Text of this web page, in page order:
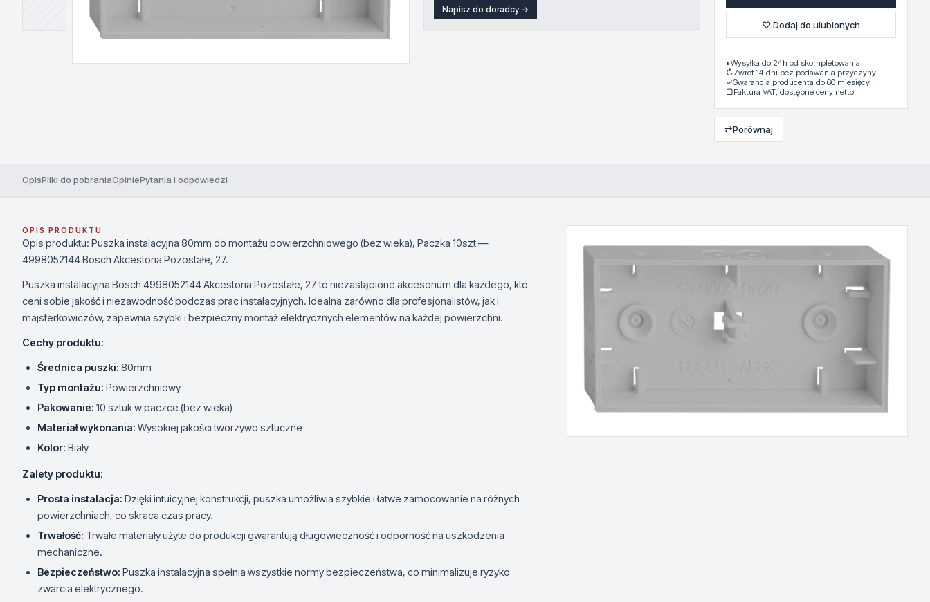
Napisz do doradcy →
♡ Dodaj do ulubionych
◐ Wysyłka do 24h od skompletowania.
↻Zwrot 14 dni bez podawania przyczyny
✓Gwarancja producenta do 60 miesięcy
▢Faktura VAT, dostępne ceny netto
⇄Porównaj
OpisPliki do pobraniaOpiniePytania i odpowiedzi
OPIS PRODUKTU
Opis produktu: Puszka instalacyjna 80mm do montażu powierzchniowego (bez wieka), Paczka 10szt —
4998052144 Bosch Akcestoria Pozostałe, 27.
Puszka instalacyjna Bosch 4998052144 Akcestoria Pozostałe, 27 to niezastąpione akcesorium dla każdego, kto
ceni sobie jakość i niezawodność podczas prac instalacyjnych. Idealna zarówno dla profesjonalistów, jak i
majsterkowiczów, zapewnia szybki i bezpieczny montaż elektrycznych elementów na każdej powierzchni.
Cechy produktu:
Średnica puszki: 80mm
Typ montażu: Powierzchniowy
Pakowanie: 10 sztuk w paczce (bez wieka)
Materiał wykonania: Wysokiej jakości tworzywo sztuczne
Kolor: Biały
Zalety produktu:
Prosta instalacja: Dzięki intuicyjnej konstrukcji, puszka umożliwia szybkie i łatwe zamocowanie na różnych
powierzchniach, co skraca czas pracy.
Trwałość: Trwałe materiały użyte do produkcji gwarantują długowieczność i odporność na uszkodzenia
mechaniczne.
Bezpieczeństwo: Puszka instalacyjna spełnia wszystkie normy bezpieczeństwa, co minimalizuje ryzyko
zwarcia elektrycznego.